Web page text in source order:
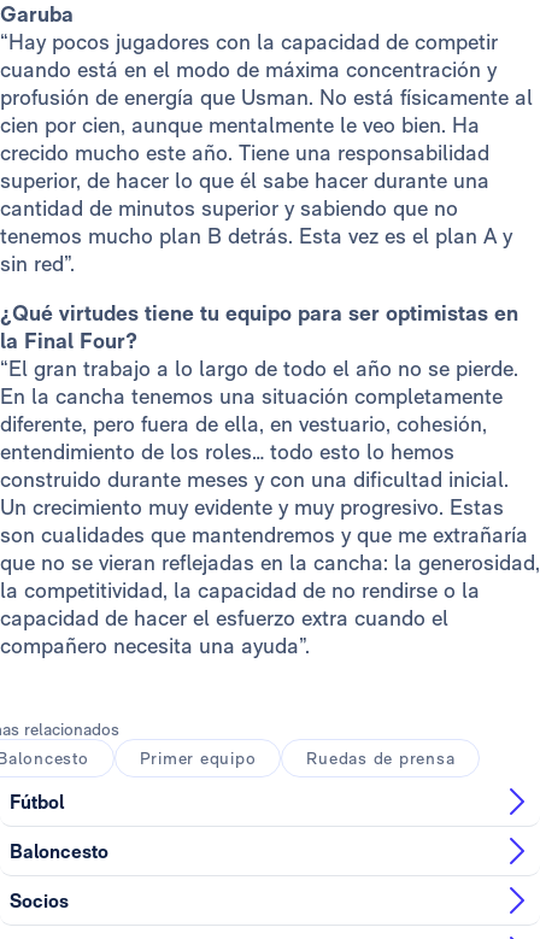
Garuba
“Hay pocos jugadores con la capacidad de competir
cuando está en el modo de máxima concentración y
profusión de energía que Usman. No está físicamente al
cien por cien, aunque mentalmente le veo bien. Ha
crecido mucho este año. Tiene una responsabilidad
superior, de hacer lo que él sabe hacer durante una
cantidad de minutos superior y sabiendo que no
tenemos mucho plan B detrás. Esta vez es el plan A y
sin red”.
¿Qué virtudes tiene tu equipo para ser optimistas en
la Final Four?
“El gran trabajo a lo largo de todo el año no se pierde.
En la cancha tenemos una situación completamente
diferente, pero fuera de ella, en vestuario, cohesión,
entendimiento de los roles… todo esto lo hemos
construido durante meses y con una dificultad inicial.
Un crecimiento muy evidente y muy progresivo. Estas
son cualidades que mantendremos y que me extrañaría
que no se vieran reflejadas en la cancha: la generosidad,
la competitividad, la capacidad de no rendirse o la
capacidad de hacer el esfuerzo extra cuando el
compañero necesita una ayuda”.
relacionados
Primer equipo Ruedas de prensa
Fútbol
Baloncesto
Socios